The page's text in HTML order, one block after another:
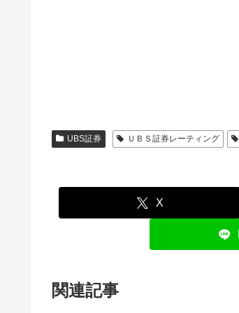
UBS証券 ＵＢＳ証券レーティング
X
関連記事